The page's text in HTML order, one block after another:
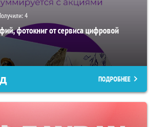
4
фотокниг от сервиса цифровой
ПОДРОБНЕЕ